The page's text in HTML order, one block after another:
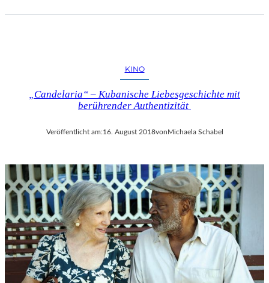
KINO
„Candelaria“ – Kubanische Liebesgeschichte mit
berührender Authentizität
Veröffentlicht am:16. August 2018vonMichaela Schabel